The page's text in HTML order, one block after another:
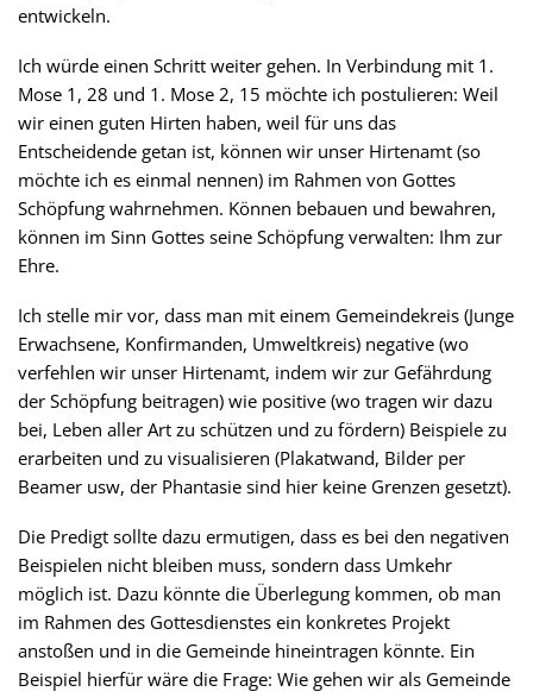
entwickeln.
Ich würde einen Schritt weiter gehen. In Verbindung mit 1.
Mose 1, 28 und 1. Mose 2, 15 möchte ich postulieren: Weil
wir einen guten Hirten haben, weil für uns das
Entscheidende getan ist, können wir unser Hirtenamt (so
möchte ich es einmal nennen) im Rahmen von Gottes
Schöpfung wahrnehmen. Können bebauen und bewahren,
können im Sinn Gottes seine Schöpfung verwalten: Ihm zur
Ehre.
Ich stelle mir vor, dass man mit einem Gemeindekreis (Junge
Erwachsene, Konfirmanden, Umweltkreis) negative (wo
verfehlen wir unser Hirtenamt, indem wir zur Gefährdung
der Schöpfung beitragen) wie positive (wo tragen wir dazu
bei, Leben aller Art zu schützen und zu fördern) Beispiele zu
erarbeiten und zu visualisieren (Plakatwand, Bilder per
Beamer usw, der Phantasie sind hier keine Grenzen gesetzt).
Die Predigt sollte dazu ermutigen, dass es bei den negativen
Beispielen nicht bleiben muss, sondern dass Umkehr
möglich ist. Dazu könnte die Überlegung kommen, ob man
im Rahmen des Gottesdienstes ein konkretes Projekt
anstoßen und in die Gemeinde hineintragen könnte. Ein
Beispiel hierfür wäre die Frage: Wie gehen wir als Gemeinde